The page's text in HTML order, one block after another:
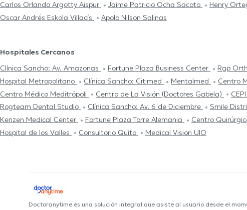
Carlos Orlando Argotty Aispur
Jaime Patricio Ocha Sacoto
Henry
Oscar Andrés Eskola Villacís
Apolo Nilson Salinas
Hospitales Cercanos
Clínica Sancho: Av. Amazonas
Fortune Plaza Business Center
Rgp
Hospital Metropolitano
Clínica Sancho: Citimed Mentalmed
Centro
Centro Médico Meditrópoli
Centro de La Visión (Doctores Gabela)
Rogteam Dental Studio
Clínica Sancho: Av. 6 de Diciembre Smile
Kenzen Medical Center
Fortune Plaza Torre Alemania
Centro
Hospital de los Valles
Consultorio Quito Medical Vision UIO
Doctoranytime es una solución integral que asiste al usuario desde el